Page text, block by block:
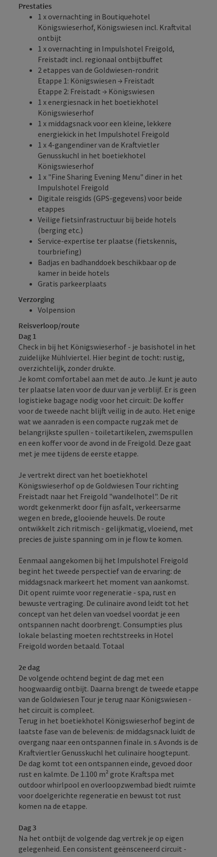
Prestaties
1 x overnachting in Boutiquehotel
Königswieserhof, Königswiesen incl. Kraftvital
ontbijt
1 x overnachting in Impulshotel Freigold,
Freistadt incl. regionaal ontbijtbuffet
2 etappes van de Goldwiesen-rondrit
Etappe 1: Königswiesen → Freistadt
Etappe 2: Freistadt → Königswiesen
1 x energiesnack in het boetiekhotel
Königswieserhof
1 x middagsnack voor een kleine, lekkere
energiekick in het Impulshotel Freigold
1 x 4-gangendiner van de Kraftvietler
Genusskuchl in het boetiekhotel
Königswieserhof
1 x "Fine Sharing Evening Menu" diner in het
Impulshotel Freigold
Digitale reisgids (GPS-gegevens) voor beide
etappes
Veilige fietsinfrastructuur bij beide hotels
(berging etc.)
Service-expertise ter plaatse (fietskennis,
tourbriefing)
Badjas en badhanddoek beschikbaar op de
kamer in beide hotels
Gratis parkeerplaats
Verzorging
Volpension
Reisverloop/route
Dag 1
Check in bij het Königswieserhof - je basishotel in het
zuidelijke Mühlviertel. Hier begint de tocht: rustig,
overzichtelijk, zonder drukte.
Je komt comfortabel aan met de auto. Je kunt je auto
ter plaatse laten voor de duur van je verblijf. Er is geen
logistieke bagage nodig voor het circuit: De koffer
voor de tweede nacht blijft veilig in de auto. Het enige
wat we aanraden is een compacte rugzak met de
belangrijkste spullen - toiletartikelen, zwemspullen
en een koffer voor de avond in de Freigold. Deze gaat
met je mee tijdens de eerste etappe.
Je vertrekt direct van het boetiekhotel
Königswieserhof op de Goldwiesen Tour richting
Freistadt naar het Freigold "wandelhotel". De rit
wordt gekenmerkt door fijn asfalt, verkeersarme
wegen en brede, glooiende heuvels. De route
ontwikkelt zich ritmisch - gelijkmatig, vloeiend, met
precies de juiste spanning om in je flow te komen.
Eenmaal aangekomen bij het Impulshotel Freigold
begint het tweede perspectief van de ervaring: de
middagsnack markeert het moment van aankomst.
Dit opent ruimte voor regeneratie - spa, rust en
bewuste vertraging. De culinaire avond leidt tot het
concept van het delen van voedsel voordat je een
ontspannen nacht doorbrengt. Consumpties plus
lokale belasting moeten rechtstreeks in Hotel
Freigold worden betaald. Totaal
2e dag
De volgende ochtend begint de dag met een
hoogwaardig ontbijt. Daarna brengt de tweede etappe
van de Goldwiesen Tour je terug naar Königswiesen -
het circuit is compleet.
Terug in het boetiekhotel Königswieserhof begint de
laatste fase van de belevenis: de middagsnack luidt de
overgang naar een ontspannen finale in. s Avonds is de
Kraftviertler Genusskuchl het culinaire hoogtepunt.
De dag komt tot een ontspannen einde, gevoed door
rust en kalmte. De 1.100 m² grote Kraftspa met
outdoor whirlpool en overloopzwembad biedt ruimte
voor doelgerichte regeneratie en bewust tot rust
komen na de etappe.
Dag 3
Na het ontbijt de volgende dag vertrek je op eigen
gelegenheid. Een consistent geënsceneerd circuit -